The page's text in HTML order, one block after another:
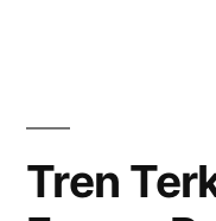
Tren